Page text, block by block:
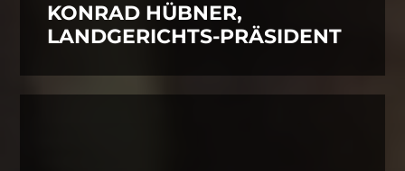
KONRAD HÜBNER,
LANDGERICHTS-PRÄSIDENT